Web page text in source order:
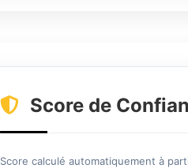
Score de
Score calculé automatiquement à